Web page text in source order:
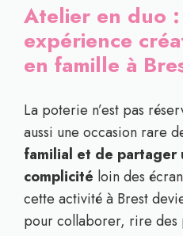
Atelier en duo
expérience
en famille à
La poterie n’est pas
aussi une occasion rare
familial et de partager
complicité loin des
cette activité à Brest
pour collaborer, rire des